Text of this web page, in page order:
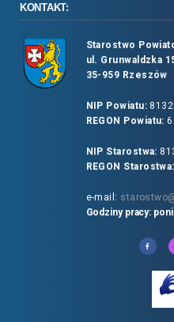
KONTAKT:
Starostwo
ul. Grunwaldzka
35-959 Rzeszów
NIP Powiatu:
REGON Powiatu:
NIP Starostwa:
REGON Starostwa:
e-mail:
Godziny pracy: